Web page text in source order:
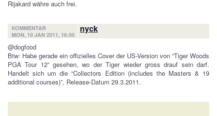
Rijakard währe auch frei.
KOMMENTAR
MON, 10 JAN 2011, 16:50
nyck
@dogfood
Btw: Habe gerade ein offizielles Cover der US-Version von “Tiger Woods
PGA Tour 12” gesehen, wo der Tiger wieder gross drauf sein darf.
Handelt sich um die “Collectors Edition (includes the Masters & 19
additional courses)”, Release-Datum 29.3.2011.